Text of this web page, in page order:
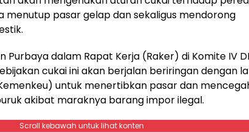
menutup pasar gelap dan sekaligus mendorong
Purbaya dalam Rapat Kerja (Raker) di Komite IV
cukai ini akan berjalan beriringan dengan
untuk menertibkan pasar dan
akibat maraknya barang impor ilegal.
Scroll kebawah untuk lihat konten